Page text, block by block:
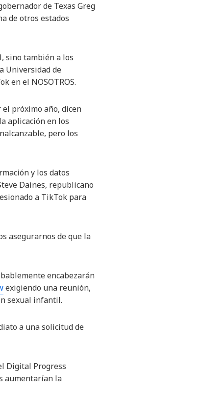
de Texas Greg
de otros estados
sino también a los
Universidad de
en el NOSOTROS.
próximo año, dicen
aplicación en los
pero los
y los datos
Daines, republicano
a TikTok para
asegurarnos de que la
encabezarán
exigiendo una reunión,
sexual infantil.
a una solicitud de
Digital Progress
aumentarían la